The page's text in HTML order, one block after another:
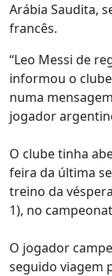
Arábia Saudita,
francês.
“Leo Messi de
informou o
numa
jogador
O clube tinha
feira da última
treino da
1), no
O jogador
seguido viagem